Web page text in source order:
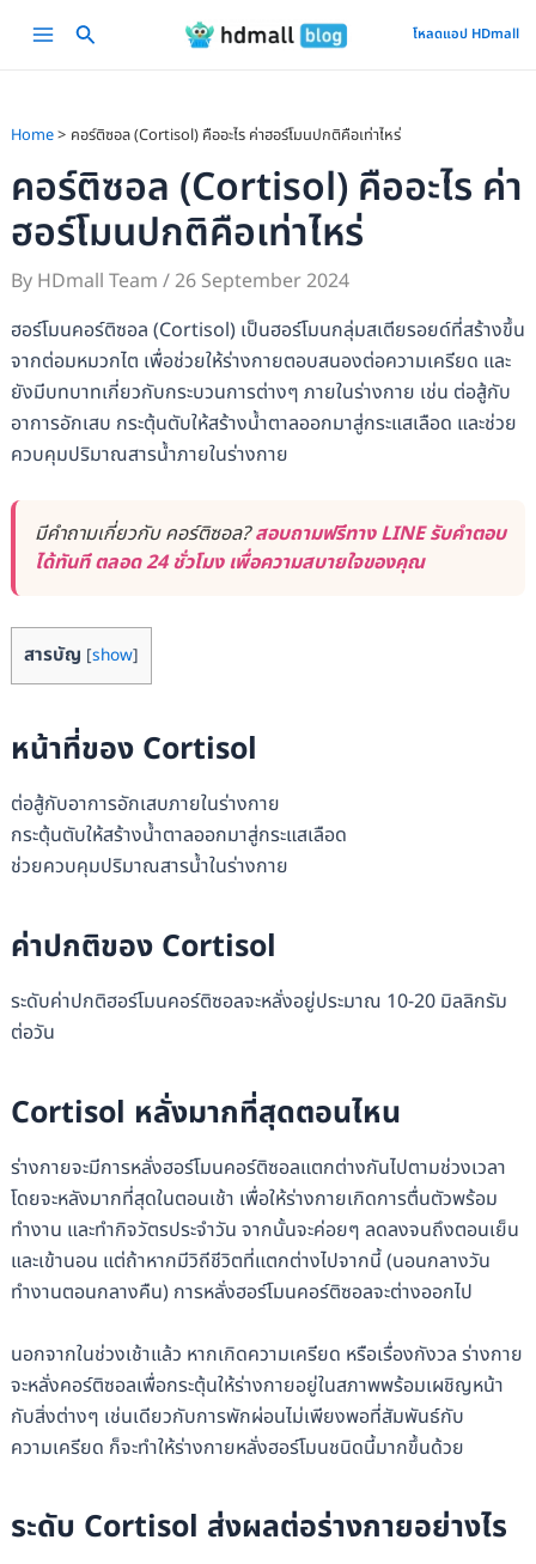
Main
โหลดแอป HDmall
Home คอร์ติซอล (Cortisol) คืออะไร ค่าฮอร์โมนปกติคือเท่าไหร่
คอร์ติซอล (Cortisol) คืออะไร ค่า
ฮอร์โมนปกติคือเท่าไหร่
By HDmall Team /26 September 2024
ฮอร์โมนคอร์ติซอล (Cortisol) เป็นฮอร์โมนกลุ่มสเตียรอยด์ที่สร้างขึ้น
จากต่อมหมวกไต เพื่อช่วยให้ร่างกายตอบสนองต่อความเครียด และ
ยังมีบทบาทเกี่ยวกับกระบวนการต่างๆ ภายในร่างกาย เช่น ต่อสู้กับ
อาการอักเสบ กระตุ้นตับให้สร้างน้ำตาลออกมาสู่กระแสเลือด และช่วย
ควบคุมปริมาณสารน้ำภายในร่างกาย
มีคำถามเกี่ยวกับ คอร์ติซอล?สอบถามฟรีทาง LINE รับคำตอบ
ได้ทันที ตลอด 24 ชั่วโมง เพื่อความสบายใจของคุณ
สารบัญ [show]
หน้าที่ของ Cortisol
ต่อสู้กับอาการอักเสบภายในร่างกาย
กระตุ้นตับให้สร้างน้ำตาลออกมาสู่กระแสเลือด
ช่วยควบคุมปริมาณสารน้ำในร่างกาย
ค่าปกติของ Cortisol
ระดับค่าปกติฮอร์โมนคอร์ติซอลจะหลั่งอยู่ประมาณ 10-20 มิลลิกรัม
ต่อวัน
Cortisol หลั่งมากที่สุดตอนไหน
ร่างกายจะมีการหลั่งฮอร์โมนคอร์ติซอลแตกต่างกันไปตามช่วงเวลา
โดยจะหลังมากที่สุดในตอนเช้า เพื่อให้ร่างกายเกิดการตื่นตัวพร้อม
ทำงาน และทำกิจวัตรประจำวัน จากนั้นจะค่อยๆ ลดลงจนถึงตอนเย็น
และเข้านอน แต่ถ้าหากมีวิถีชีวิตที่แตกต่างไปจากนี้ (นอนกลางวัน
ทำงานตอนกลางคืน) การหลั่งฮอร์โมนคอร์ติซอลจะต่างออกไป
นอกจากในช่วงเช้าแล้ว หากเกิดความเครียด หรือเรื่องกังวล ร่างกาย
จะหลั่งคอร์ติซอลเพื่อกระตุ้นให้ร่างกายอยู่ในสภาพพร้อมเผชิญหน้า
กับสิ่งต่างๆ เช่นเดียวกับการพักผ่อนไม่เพียงพอที่สัมพันธ์กับ
ความเครียด ก็จะทำให้ร่างกายหลั่งฮอร์โมนชนิดนี้มากขึ้นด้วย
ระดับ Cortisol ส่งผลต่อร่างกายอย่างไร